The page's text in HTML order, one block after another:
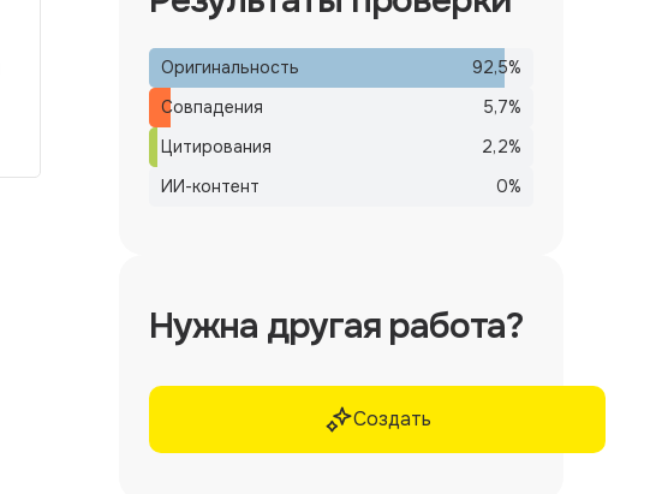
Оригинальность 92,5%
Совпадения
5,7%
Цитирования
2,2%
ИИ-контент
0%
Нужна другая работа?
Создать